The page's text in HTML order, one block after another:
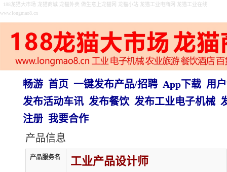
188龙猫大市场 龙猫商城 龙猫外卖 做生意上龙猫网 龙猫小站 龙猫工业电商网 龙猫工业在线
www.longmao8.cn
畅游 首页 一键发布产品/招聘 App下载 用
发布活动车讯 发布餐饮 发布工业电子机械
注册 我要合作
产品信息
产品服务名 工业产品设计师